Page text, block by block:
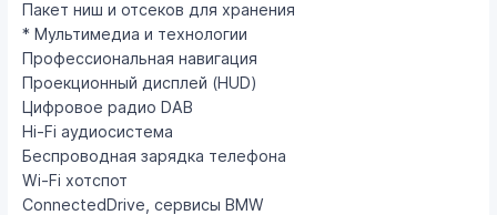
Пакет ниш и отсеков для хранения
* Мультимедиа и технологии
Профессиональная навигация
Проекционный дисплей (HUD)
Цифровое радио DAB
Ні-Fi аудиосистема
Беспроводная зарядка телефона
Wi-Fi хотспот
ConnectedDrive, сервисы BMW